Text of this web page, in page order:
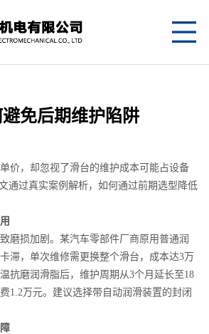
免后期维护陷阱
价，却忽视了滑台的维护成本可能占设备
通过真实案例解析，如何通过前期选型降低
磨损加剧。某汽车零部件厂商原用普通润
滞，单次维修需更换整个滑台，成本达3万
抗磨润滑脂后，维护周期从3个月延长至18
1.2万元。建议选择带自动润滑装置的封闭